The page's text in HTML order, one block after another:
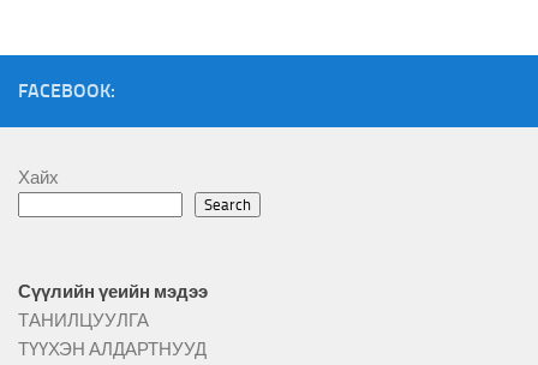
FACEBOOK:
Хайх
Search
Сүүлийн үеийн мэдээ
ТАНИЛЦУУЛГА
ТҮҮХЭН АЛДАРТНУУД